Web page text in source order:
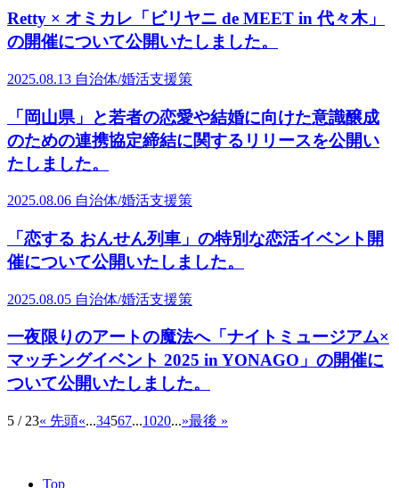
Retty × オミカレ「ビリヤニ de MEET in 代々木」
の開催について公開いたしました。
2025.08.13 自治体/婚活支援策
「岡山県」と若者の恋愛や結婚に向けた意識醸成
のための連携協定締結に関するリリースを公開い
たしました。
2025.08.06 自治体/婚活支援策
「恋する おんせん列車」の特別な恋活イベント開
催について公開いたしました。
2025.08.05 自治体/婚活支援策
一夜限りのアートの魔法へ「ナイトミュージアム×
マッチングイベント 2025 in YONAGO」の開催に
ついて公開いたしました。
5 / 23« 先頭«...34567...1020...»最後 »
Top